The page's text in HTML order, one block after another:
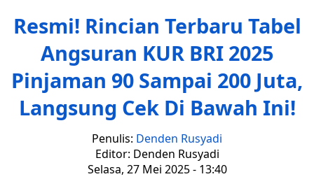
Resmi! Rincian Terbaru Tabel
Angsuran KUR BRI 2025
Pinjaman 90 Sampai 200 Juta,
Langsung Cek Di Bawah Ini!
Penulis: Denden Rusyadi
Editor: Denden Rusyadi
Selasa, 27 Mei 2025 - 13:40